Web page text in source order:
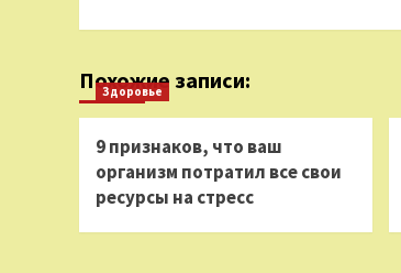
Похожие записи:
Здоровье
9 признаков, что ваш
организм потратил все свои
ресурсы на стресс